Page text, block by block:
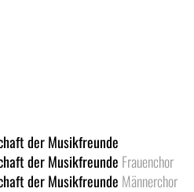
der Musikfreunde
der Musikfreunde Frauenchor
der Musikfreunde Männerchor